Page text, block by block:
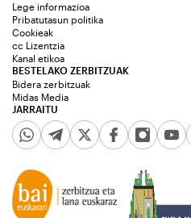
JARRAITU
Lege informazioa
Pribatutasun politika
Cookieak
cc Lizentzia
Kanal etikoa
BESTELAKO ZERBITZUAK
Bidera zerbitzuak
Midas Media